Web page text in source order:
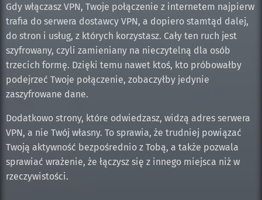
Gdy włączasz VPN, Twoje połączenie z internetem najpierw
trafia do serwera dostawcy VPN, a dopiero stamtąd dalej,
do stron i usług, z których korzystasz. Cały ten ruch jest
szyfrowany, czyli zamieniany na nieczytelną dla osób
trzecich formę. Dzięki temu nawet ktoś, kto próbowałby
podejrzeć Twoje połączenie, zobaczyłby jedynie
zaszyfrowane dane.
Dodatkowo strony, które odwiedzasz, widzą adres serwera
VPN, a nie Twój własny. To sprawia, że trudniej powiązać
Twoją aktywność bezpośrednio z Tobą, a także pozwala
sprawiać wrażenie, że łączysz się z innego miejsca niż w
rzeczywistości.